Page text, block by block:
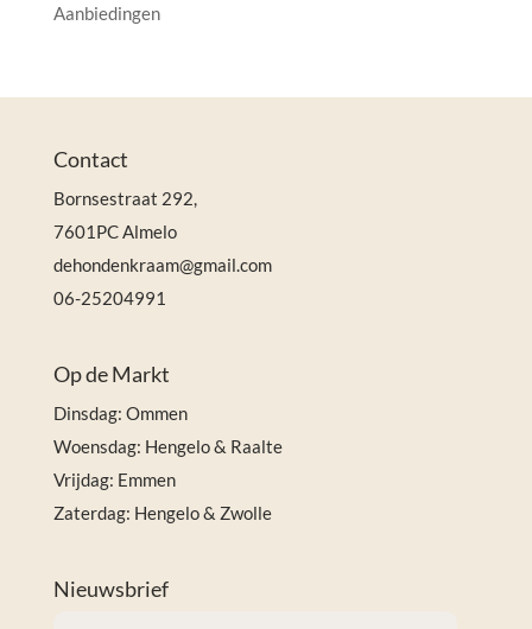
Aanbiedingen
Contact
Bornsestraat 292,
7601PC Almelo
dehondenkraam@gmail.com
06-25204991
Op de Markt
Dinsdag: Ommen
Woensdag: Hengelo & Raalte
Vrijdag: Emmen
Zaterdag: Hengelo & Zwolle
Nieuwsbrief